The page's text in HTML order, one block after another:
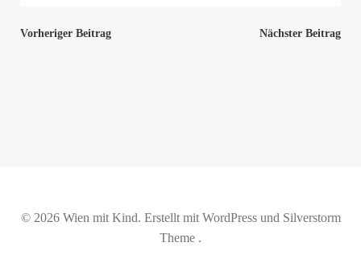
Beitragsnavigation
Vorheriger Beitrag Nächster Beitrag
© 2026 Wien mit Kind. Erstellt mit WordPress und Silverstorm
Theme .